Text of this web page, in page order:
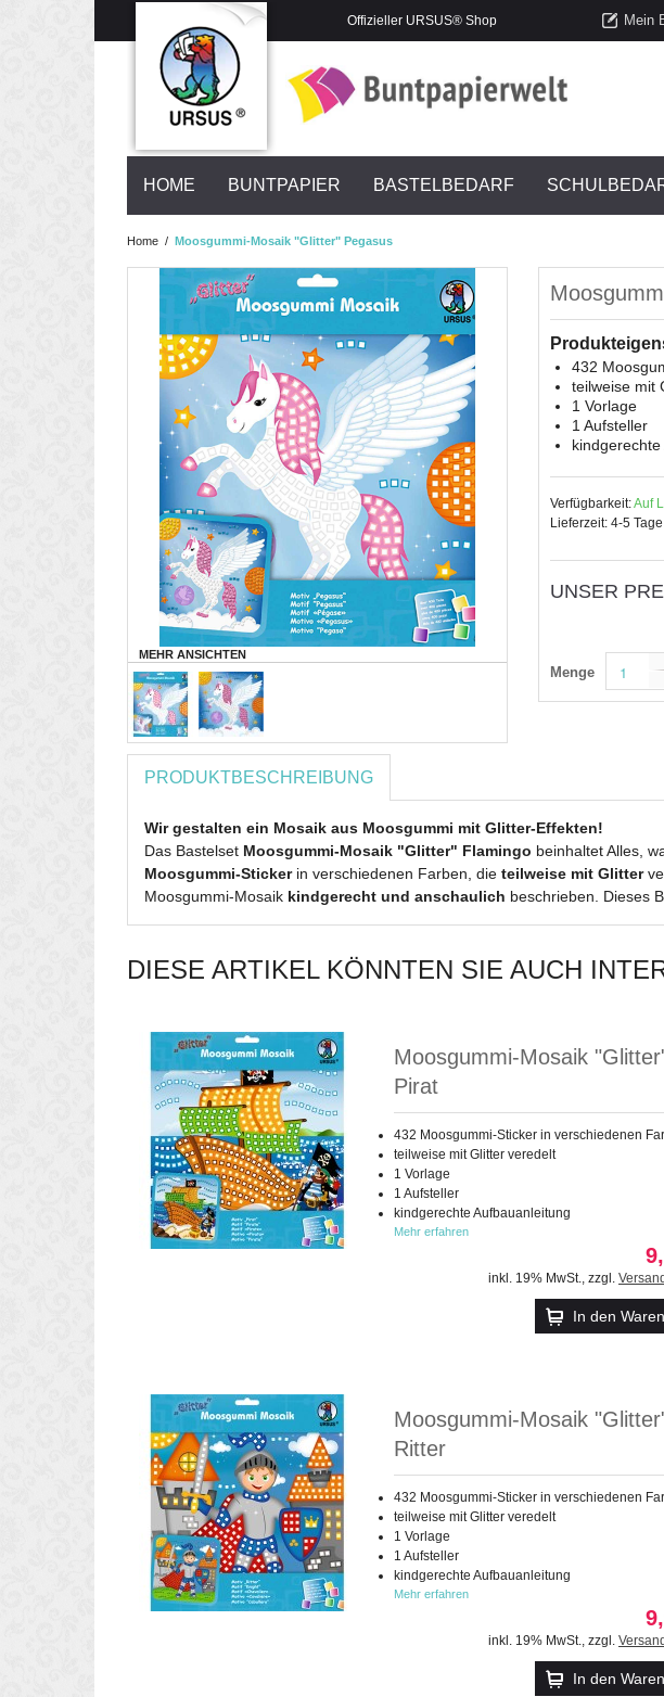
Offizieller URSUS® Shop Mein
HOME BUNTPAPIER BASTELBEDARF
Home / Moosgummi-Mosaik "Glitter" Pegasus
MEHR ANSICHTEN
432
teilweise mit
1 Vorlage
1 Aufsteller
Verfügbarkeit:Auf
Lieferzeit: 4-5 Tage
UNSER
Menge
PRODUKTBESCHREIBUNG
Wir gestalten ein Mosaik aus Moosgummi mit Glitter-Effekten!
Das Bastelset Moosgummi-Mosaik "Glitter" Flamingo beinhaltet Alles,
Moosgummi-Stickerin verschiedenen Farben, die teilweise mit Glitter
Moosgummi-Mosaik kindgerecht und anschaulich beschrieben. Dieses
DIESE ARTIKEL KÖNNTEN SIE AUCH
Moosgummi-Mosaik
Pirat
432 Moosgummi-Sticker in verschiedenen
teilweise mit Glitter veredelt
1 Vorlage
1 Aufsteller
kindgerechte Aufbauanleitung
Mehr erfahren
inkl. 19% MwSt., zzgl.
In den
Moosgummi-Mosaik
Ritter
432 Moosgummi-Sticker in verschiedenen
teilweise mit Glitter veredelt
1 Vorlage
1 Aufsteller
kindgerechte Aufbauanleitung
Mehr erfahren
inkl. 19% MwSt., zzgl.
In den